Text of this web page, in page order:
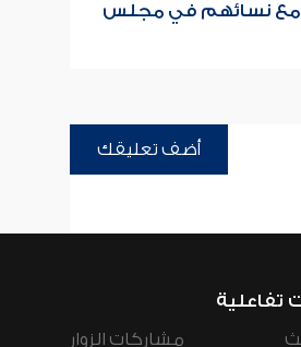
مع نسائهم في مجلس
أضف تعليقك
تفاعلية
مشاركات الزوار